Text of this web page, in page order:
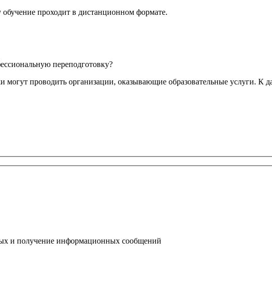
проходит в дистанционном формате.
переподготовку?
проводить организации, оказывающие образовательные услуги.
и получение информационных сообщений